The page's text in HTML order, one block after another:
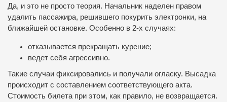
Да, и это не просто теория. Начальник наделен правом
удалить пассажира, решившего покурить электронки, на
ближайшей остановке. Особенно в 2-х случаях:
отказывается прекращать курение;
ведет себя агрессивно.
Такие случаи фиксировались и получали огласку. Высадка
происходит с составлением соответствующего акта.
Стоимость билета при этом, как правило, не возвращается.